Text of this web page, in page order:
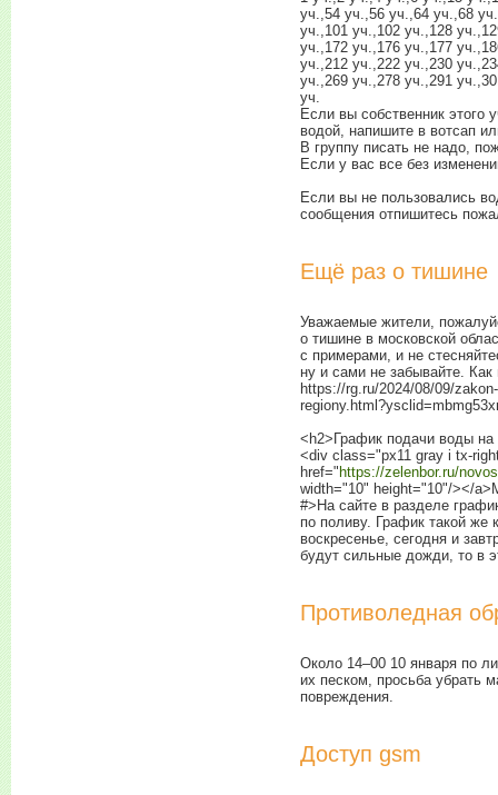
уч.,54 уч.,56 уч.,64 уч.,68
уч.,101 уч.,102 уч.,128
уч.,172 уч.,176 уч.,177
уч.,212 уч.,222 уч.,230
уч.,269 уч.,278 уч.,291
уч.
Если вы собственник этого
водой, напишите в вотсап
В группу писать не надо,
Если у вас все без
Если вы не пользовались
сообщения отпишитесь
Ещё раз о тишине
Уважаемые жители,
о тишине в московской
с примерами, и не
ну и сами не забывайте.
https://rg.ru/2024/08/09/
<h2>График подачи воды на
<div class="px11 gray i tx-
href=" https://zelenbor.ru/
width="10" height="10"/></
#>На сайте в разделе
по поливу. График такой же
воскресенье, сегодня и
будут сильные дожди, то в
Противоледная
Около 14–00 10 января по
их песком, просьба убрать
повреждения.
Доступ gsm